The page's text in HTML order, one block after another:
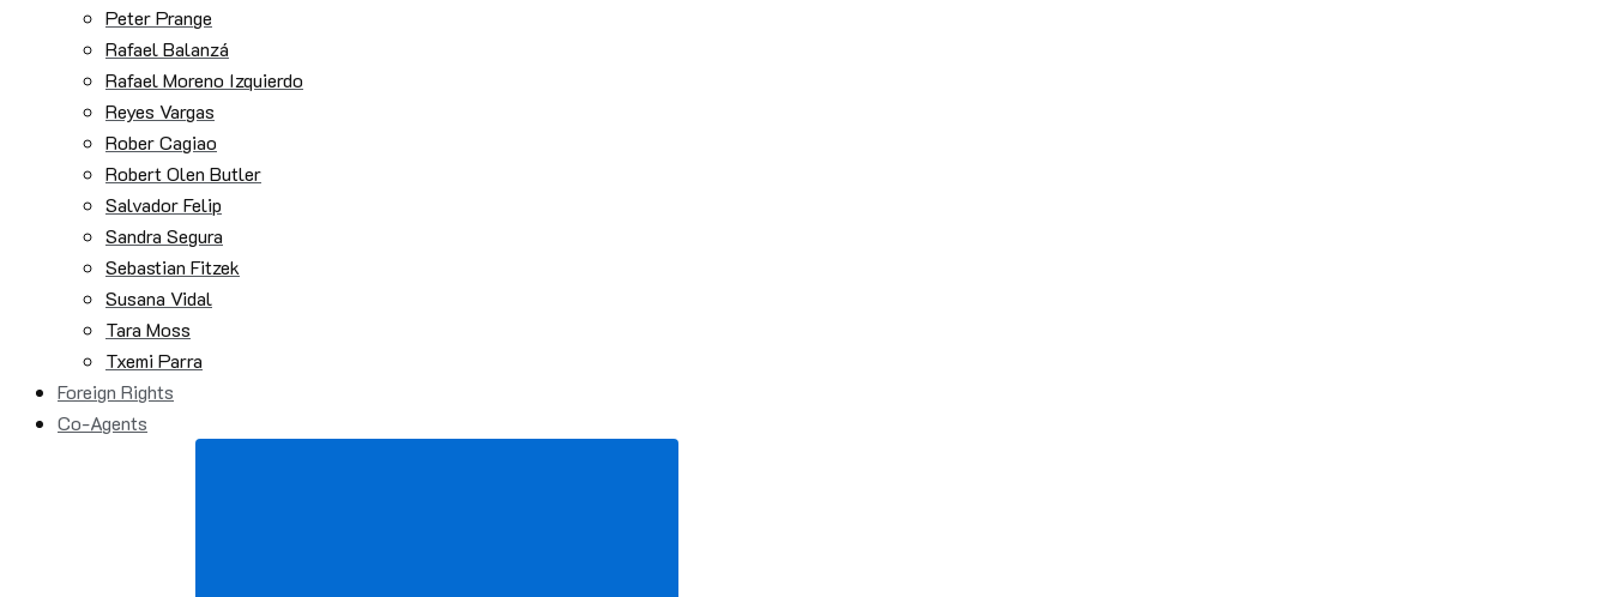
Peter Prange
Rafael Balanzá
Rafael Moreno Izquierdo
Reyes Vargas
Rober Cagiao
Robert Olen Butler
Salvador Felip
Sandra Segura
Sebastian Fitzek
Susana Vidal
Tara Moss
Txemi Parra
Foreign Rights
Co-Agents